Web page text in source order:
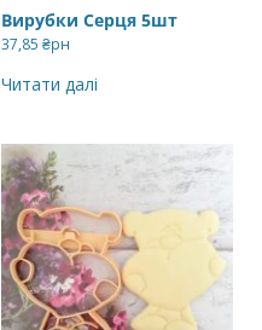
Вирубки Серця 5шт
37,85 ₴рн
Читати далі